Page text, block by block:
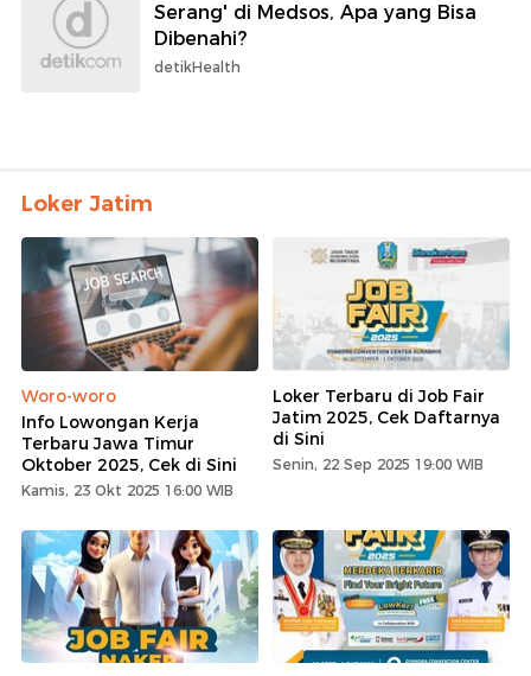
Serang' di Medsos, Apa yang Bisa
Dibenahi?
detikHealth
Loker Jatim
Woro-woro
Info Lowongan Kerja
Terbaru Jawa Timur
Oktober 2025, Cek di Sini
Kamis, 23 Okt 2025 16:00 WIB
Loker Terbaru di Job Fair
Jatim 2025, Cek Daftarnya
di Sini
Senin, 22 Sep 2025 19:00 WIB